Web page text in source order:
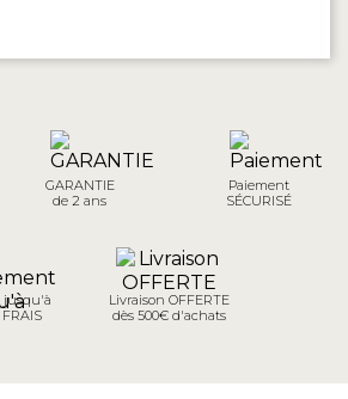
GARANTIE
de 2 ans
Paiement
SÉCURISÉ
jusqu'à
Livraison OFFERTE
dès 500€ d'achats